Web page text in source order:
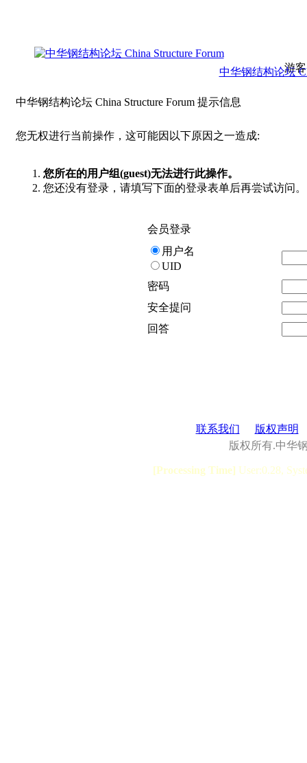
游
中华钢结构论坛
中华钢结构论坛 China Structure Forum 提示信息
您无权进行当前操作，这可能因以下原因之一造成:
您所在的用户组(guest)无法进行此操作。
您还没有登录，请填写下面的登录表单后再尝试访问。
会员登录
用户名
UID
密码
安全提问
回答
联系我们
版权声明
版权所有.中华
[Processing Time] User:0.28,